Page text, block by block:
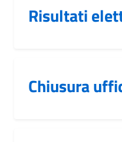
Risultati
Chiusura